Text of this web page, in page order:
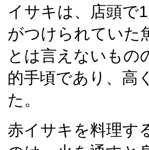
イサキは、店頭で
がつけられていた
とは言えないもの
的手頃であり、高
た。
赤イサキを料理す